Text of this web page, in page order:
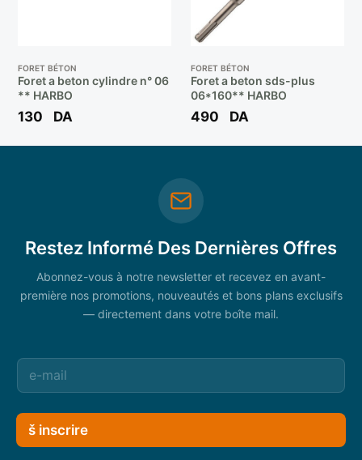
FORET BÉTON
Foret a beton cylindre n° 06
** HARBO
130 DA
FORET BÉTON
Foret a beton sds-plus
06*160** HARBO
490 DA
Restez Informé Des Dernières Offres
Abonnez-vous à notre newsletter et recevez en avant-
première nos promotions, nouveautés et bons plans exclusifs
— directement dans votre boîte mail.
š inscrire